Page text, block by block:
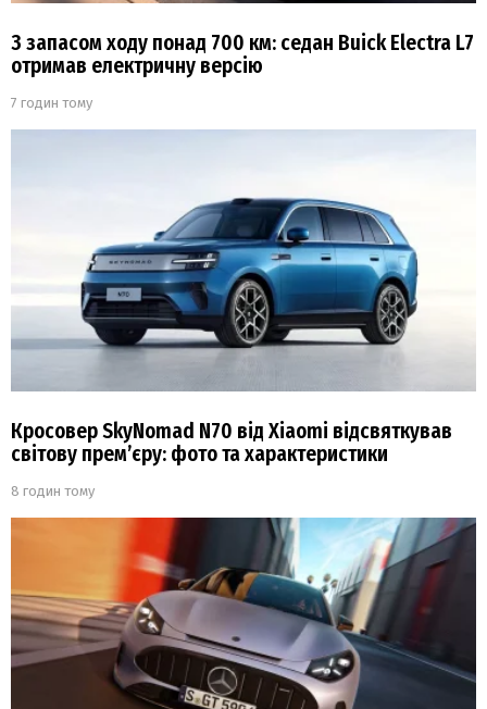
З запасом ходу понад 700 км: седан Buick Electra L7
отримав електричну версію
7 годин тому
Кросовер SkyNomad N70 від Xiaomi відсвяткував
світову прем’єру: фото та характеристики
8 годин тому